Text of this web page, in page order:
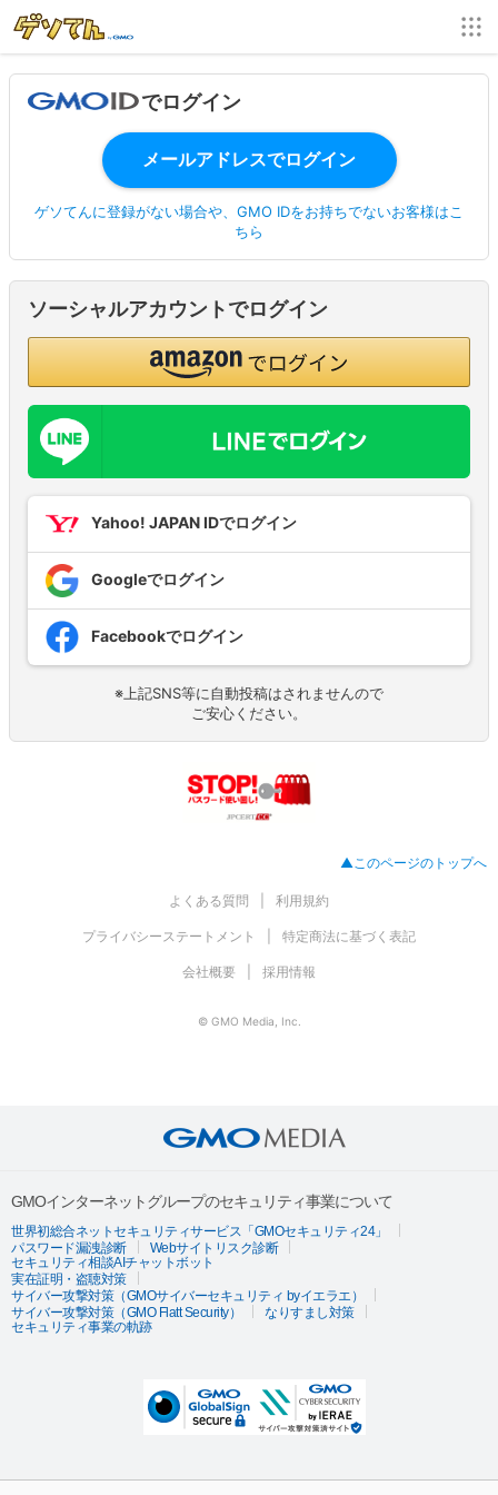
でログイン
ゲソてんに登録がない場合や、GMO IDをお持ちでないお客様はこ
ちら
ソーシャルアカウントでログイン
Yahoo! JAPAN IDでログイン
Googleでログイン
Facebookでログイン
※上記SNS等に自動投稿はされませんので
ご安心ください。
▲このページのトップへ
よくある質問 利用規約
プライバシーステートメント 特定商法に基づく表記
会社概要 採用情報
© GMO Media, Inc.
GMOインターネットグループのセキュリティ事業について
世界初総合ネットセキュリティサービス「GMOセキュリティ24」
パスワード漏洩診断
Webサイトリスク診断
セキュリティ相談AIチャットボット
実在証明・盗聴対策
サイバー攻撃対策（GMOサイバーセキュリティ byイエラエ）
サイバー攻撃対策（GMO Flatt Security）
なりすまし対策
セキュリティ事業の軌跡